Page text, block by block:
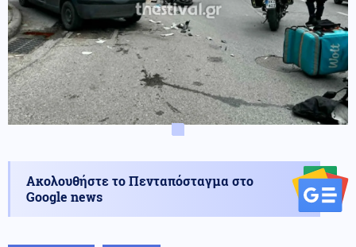
Ακολουθήστε το Πενταπόσταγμα στο
Google news